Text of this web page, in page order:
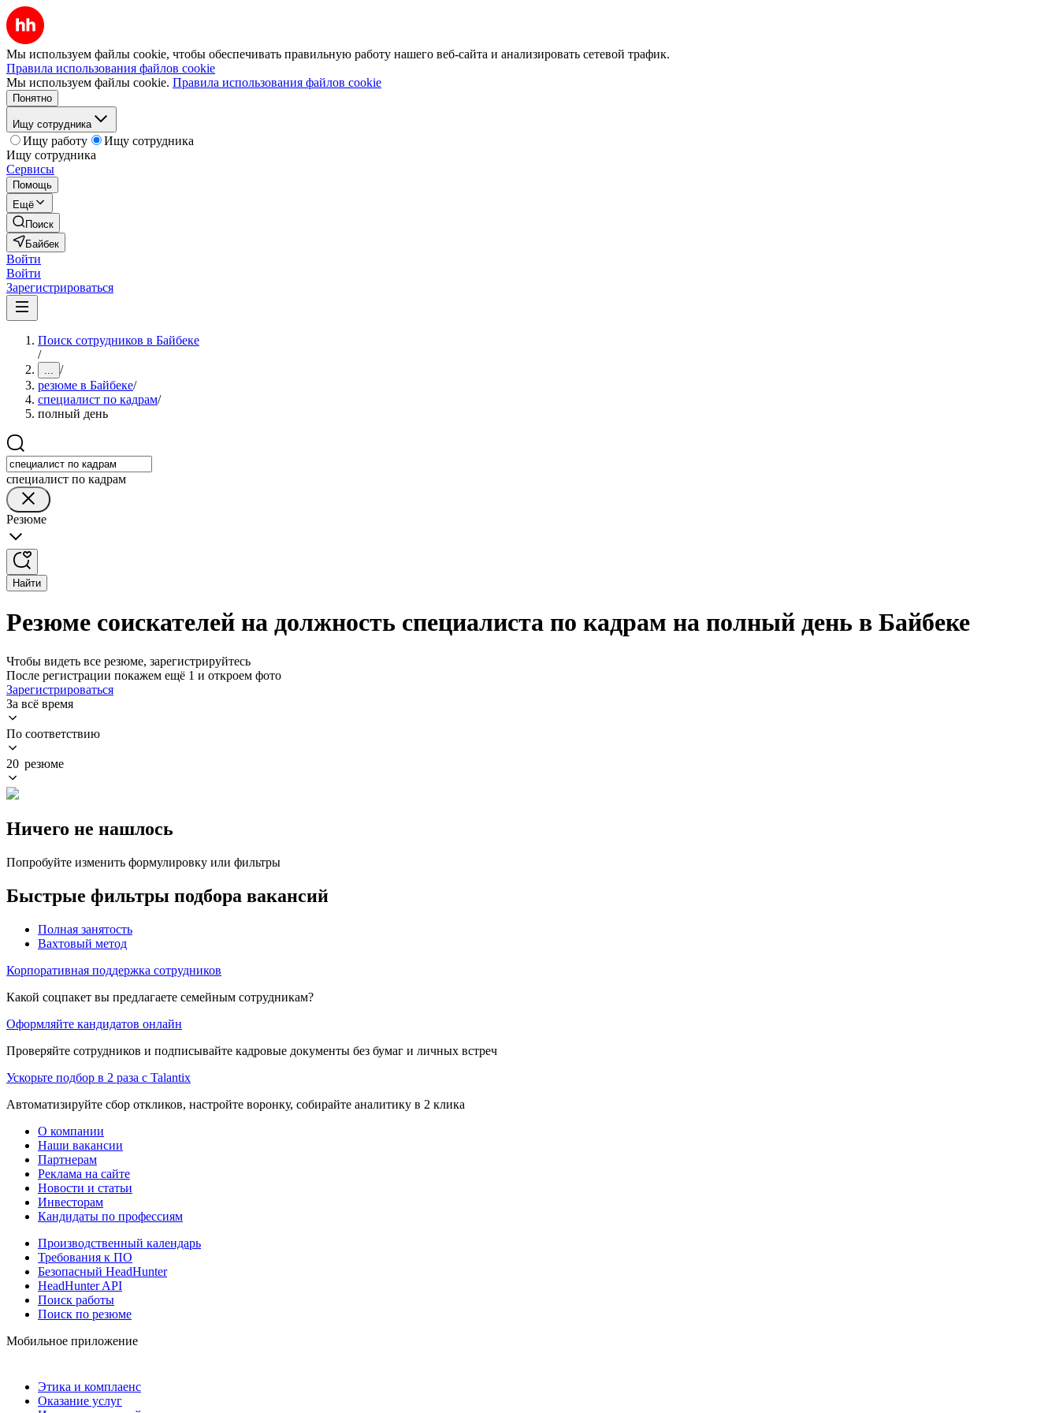
Мы используем файлы cookie, чтобы обеспечивать правильную работу нашего веб-сайта и анализировать сетевой трафик.
Правила использования файлов cookie
Мы используем файлы cookie. Правила использования файлов cookie
Понятно
Ищу сотрудника
Ищу работу
Ищу сотрудника
Ищу сотрудника
Сервисы
Помощь
Ещё
Поиск
Байбек
Войти
Войти
Зарегистрироваться
Поиск сотрудников в Байбеке
/
... /
резюме в Байбеке/
специалист по кадрам/
полный день
специалист по кадрам
Резюме
Найти
Резюме соискателей на должность специалиста по кадрам на полный день в Байбеке
Чтобы видеть все резюме, зарегистрируйтесь
После регистрации покажем ещё 1 и откроем фото
Зарегистрироваться
За всё время
По соответствию
20 резюме
Ничего не нашлось
Попробуйте изменить формулировку или фильтры
Быстрые фильтры подбора вакансий
Полная занятость
Вахтовый метод
Корпоративная поддержка сотрудников
Какой соцпакет вы предлагаете семейным сотрудникам?
Оформляйте кандидатов онлайн
Проверяйте сотрудников и подписывайте кадровые документы без бумаг и личных встреч
Ускорьте подбор в 2 раза с Talantix
Автоматизируйте сбор откликов, настройте воронку, собирайте аналитику в 2 клика
О компании
Наши вакансии
Партнерам
Реклама на сайте
Новости и статьи
Инвесторам
Кандидаты по профессиям
Производственный календарь
Требования к ПО
Безопасный HeadHunter
HeadHunter API
Поиск работы
Поиск по резюме
Мобильное приложение
Этика и комплаенс
Оказание услуг